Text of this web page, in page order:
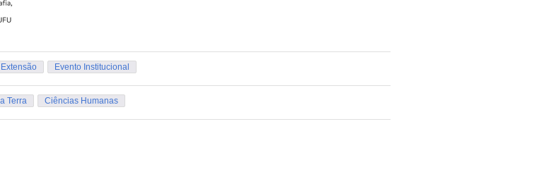
Evento Institucional
Terra Ciências Humanas